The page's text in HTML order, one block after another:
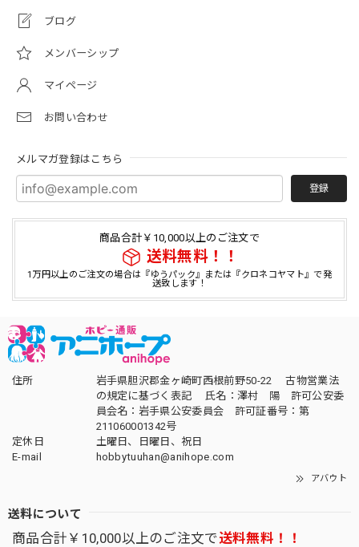
ブログ
メンバーシップ
マイページ
お問い合わせ
メルマガ登録はこちら
登録
商品合計￥10,000以上のご注文で
送料無料！！
1万円以上のご注文の場合は『ゆうパック』または『クロネコヤマト』で発
送致します！
住所
岩手県胆沢郡金ヶ崎町西根前野50-22 古物営業法
の規定に基づく表記 氏名：澤村 陽 許可公安委
員会名：岩手県公安委員会 許可証番号：第
211060001342号
定休日
土曜日、日曜日、祝日
E-mail
hobbytuuhan@anihope.com
アバウト
送料について
商品合計￥10,000以上のご注文で送料無料！！